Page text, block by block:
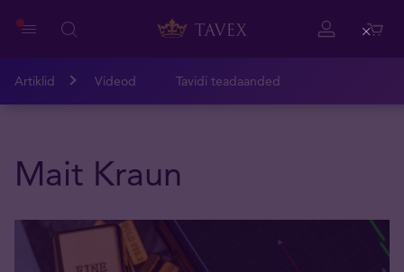
Artiklid Videod Tavidi teadaanded
Mait Kraun
Close